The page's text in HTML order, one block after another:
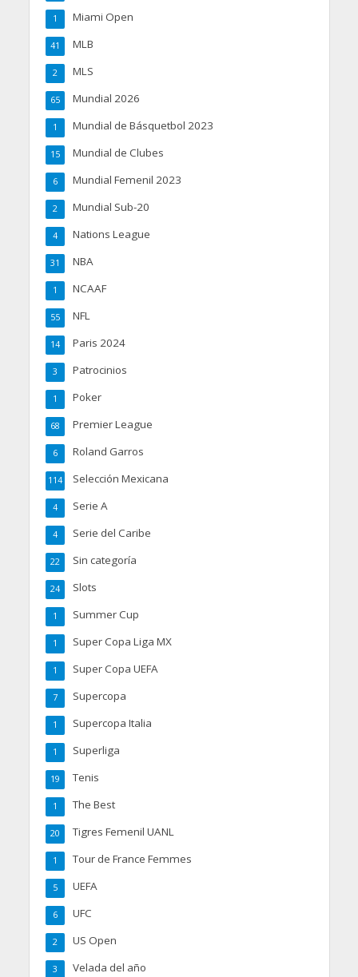
Miami Open
1
MLB
41
MLS
2
Mundial 2026
65
Mundial de Básquetbol 2023
1
Mundial de Clubes
15
Mundial Femenil 2023
6
Mundial Sub-20
2
Nations League
4
NBA
31
NCAAF
1
NFL
55
Paris 2024
14
Patrocinios
3
Poker
1
Premier League
68
Roland Garros
6
Selección Mexicana
114
Serie A
4
Serie del Caribe
4
Sin categoría
22
Slots
24
Summer Cup
1
Super Copa Liga MX
1
Super Copa UEFA
1
Supercopa
7
Supercopa Italia
1
Superliga
1
Tenis
19
The Best
1
Tigres Femenil UANL
20
Tour de France Femmes
1
UEFA
5
UFC
6
US Open
2
Velada del año
3